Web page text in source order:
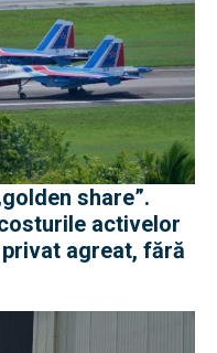
share”.
activelor
agreat, fără